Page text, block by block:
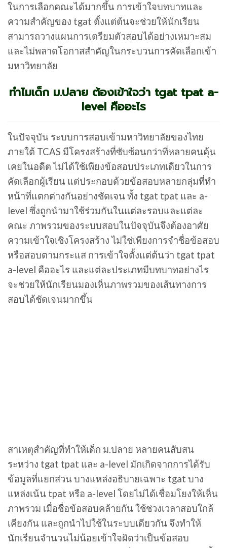
ในการเลือกคณะได้มากขึ้น การเข้าใจบทบาทและ
ความสำคัญของ tgat ตั้งแต่ต้นจะช่วยให้นักเรียน
สามารถวางแผนการเตรียมตัวสอบได้อย่างเหมาะสม
และไม่พลาดโอกาสสำคัญในกระบวนการคัดเลือกเข้า
มหาวิทยาลัย
ทำไมเด็ก ม.ปลาย ต้องเข้าใจว่า tgat tpat a-
level คืออะไร
ในปัจจุบัน ระบบการสอบเข้ามหาวิทยาลัยของไทย
ภายใต้ TCAS มีโครงสร้างที่ซับซ้อนกว่าที่หลายคนคุ้น
เคยในอดีต ไม่ได้ใช้เพียงข้อสอบประเภทเดียวในการ
คัดเลือกผู้เรียน แต่ประกอบด้วยข้อสอบหลายกลุ่มที่ทำ
หน้าที่แตกต่างกันอย่างชัดเจน ทั้ง tgat tpat และ a-
level ซึ่งถูกนำมาใช้ร่วมกันในแต่ละรอบและแต่ละ
คณะ ภาพรวมของระบบสอบในปัจจุบันจึงต้องอาศัย
ความเข้าใจเชิงโครงสร้าง ไม่ใช่เพียงการจำชื่อข้อสอบ
หรือสอบตามกระแส การเข้าใจตั้งแต่ต้นว่า tgat tpat
a-level คืออะไร และแต่ละประเภทมีบทบาทอย่างไร
จะช่วยให้นักเรียนมองเห็นภาพรวมของเส้นทางการ
สอบได้ชัดเจนมากขึ้น
สาเหตุสำคัญที่ทำให้เด็ก ม.ปลาย หลายคนสับสน
ระหว่าง tgat tpat และ a-level มักเกิดจากการได้รับ
ข้อมูลที่แยกส่วน บางแหล่งอธิบายเฉพาะ tgat บาง
แหล่งเน้น tpat หรือ a-level โดยไม่ได้เชื่อมโยงให้เห็น
ภาพรวม เมื่อชื่อข้อสอบคล้ายกัน ใช้ช่วงเวลาสอบใกล้
เคียงกัน และถูกนำไปใช้ในระบบเดียวกัน จึงทำให้
นักเรียนจำนวนไม่น้อยเข้าใจผิดว่าเป็นข้อสอบ